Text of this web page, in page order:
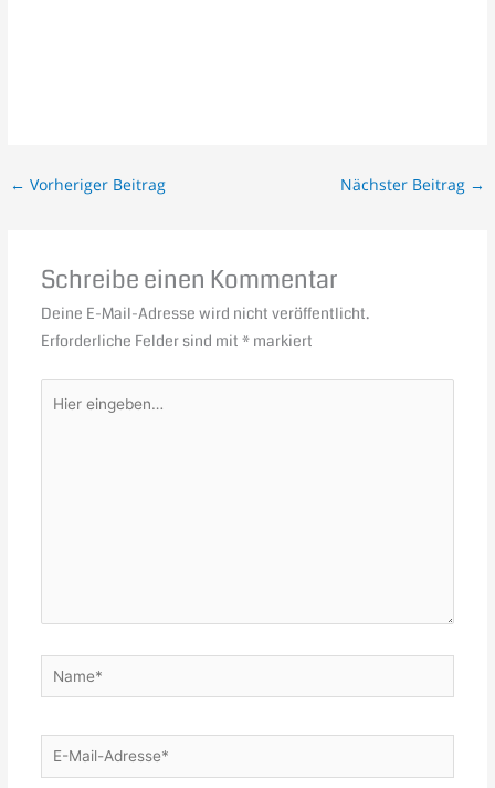
← Vorheriger Beitrag Nächster Beitrag →
Schreibe einen Kommentar
Deine E-Mail-Adresse wird nicht veröffentlicht.
Erforderliche Felder sind mit *markiert
eingeben…
Name*
E-
Mail-